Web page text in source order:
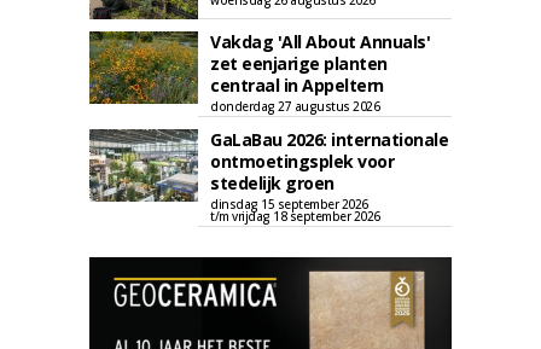
Vakdag 'All About Annuals'
zet eenjarige planten
centraal in Appeltern
donderdag 27 augustus 2026
GaLaBau 2026: internationale
ontmoetingsplek voor
stedelijk groen
dinsdag 15 september 2026
t/m vrijdag 18 september 2026